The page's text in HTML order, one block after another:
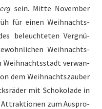
sein. Mitte Novem­ber
für einen Wei­h­nachts­
beleuchteten Vergnü­
Wei­h­nachts­
Wei­h­nachtsstadt ver­wan­
dem Wei­h­nacht­sza­uber
mit Schoko­lade in
Attrak­tio­nen zum Aus­pro­